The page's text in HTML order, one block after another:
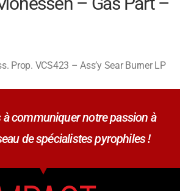
Prop. VCS423 – Ass’y Sear Burner LP
à communiquer notre passion à
de spécialistes pyrophiles !